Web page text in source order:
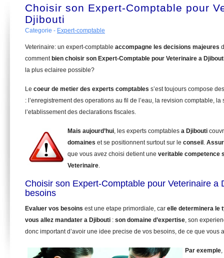
Choisir son Expert-Comptable pour
Djibouti
Categorie - Expert-comptable
Veterinaire: un expert-comptable accompagne les decisions majeures
comment bien choisir son Expert-Comptable pour Veterinaire a
la plus eclairee possible?
Le coeur de metier des experts comptables s’est toujours compose
: l’enregistrement des operations au fil de l’eau, la revision comptable, la
l’etablissement des declarations fiscales.
Mais aujourd’hui, les experts comptables a Djibouti
domaines et se positionnent surtout sur le conseil .
que vous avez choisi detient une veritable competence
Veterinaire.
Choisir son Expert-Comptable pour Veterinaire a
besoins
Evaluer vos besoins est une etape primordiale, car elle determinera le
vous allez mandater a Djibouti : son domaine d’expertise, son
donc important d’avoir une idee precise de vos besoins, de ce que vous
Par exemple